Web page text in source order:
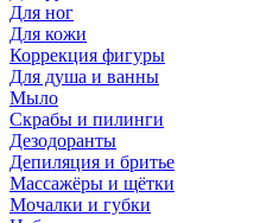
Для ног
Для кожи
Коррекция фигуры
Для душа и ванны
Мыло
Скрабы и пилинги
Дезодоранты
Депиляция и бритье
Массажёры и щётки
Мочалки и губки